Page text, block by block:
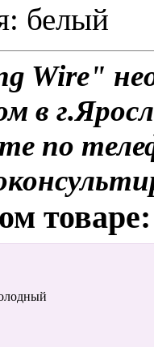
белый
Wire"
в
по
товаре: